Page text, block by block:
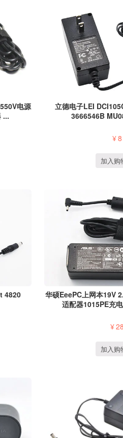
电源
...
立德电子LEI
3666546B
¥8
加入购
4820
华硕EeePC上网本19V
适配器1015PE充
¥28
加入购